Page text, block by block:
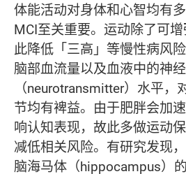
体能活动对身体和心智均有
MCI至关重要。运动除了可
此降低「三高」等慢性病风
脑部血流量以及血液中的神
（neurotransmitter）水平，
节均有裨益。由于肥胖会加
响认知表现，故此多做运动
减低相关风险。有研究发现
脑海马体（hippocampus）